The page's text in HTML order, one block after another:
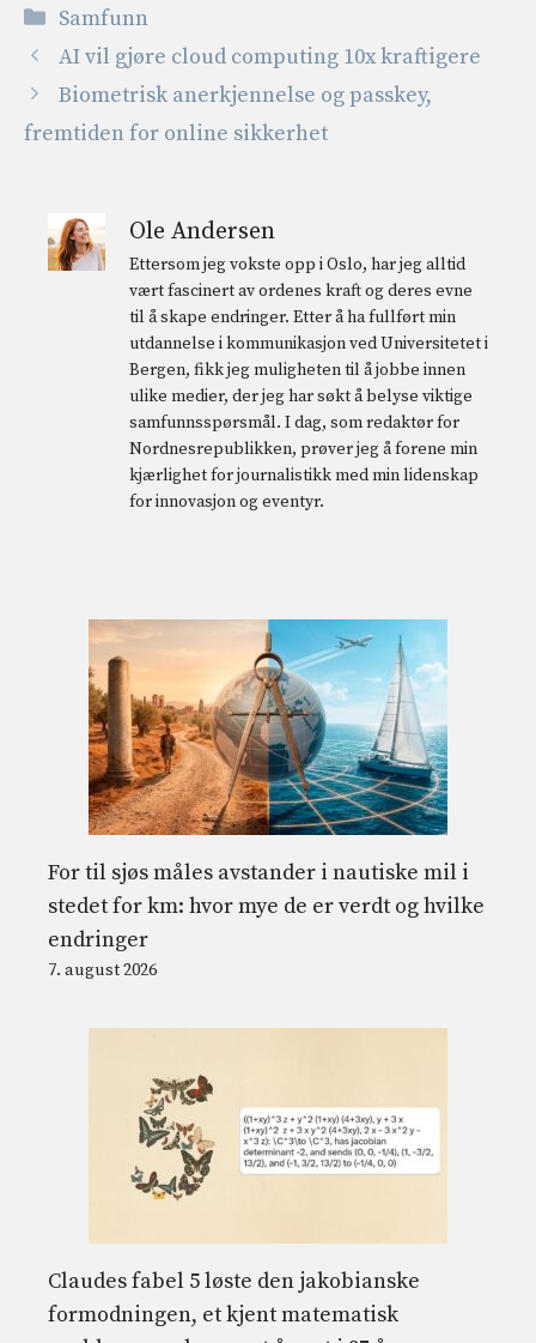
Kategorier
Samfunn
AI vil gjøre cloud computing 10x kraftigere
Biometrisk anerkjennelse og passkey,
fremtiden for online sikkerhet
Ole Andersen
Ettersom jeg vokste opp i Oslo, har jeg alltid
vært fascinert av ordenes kraft og deres evne
til å skape endringer. Etter å ha fullført min
utdannelse i kommunikasjon ved Universitetet i
Bergen, fikk jeg muligheten til å jobbe innen
ulike medier, der jeg har søkt å belyse viktige
samfunnsspørsmål. I dag, som redaktør for
Nordnesrepublikken, prøver jeg å forene min
kjærlighet for journalistikk med min lidenskap
for innovasjon og eventyr.
For til sjøs måles avstander i nautiske mil i
stedet for km: hvor mye de er verdt og hvilke
endringer
7. august 2026
Claudes fabel 5 løste den jakobianske
formodningen, et kjent matematisk